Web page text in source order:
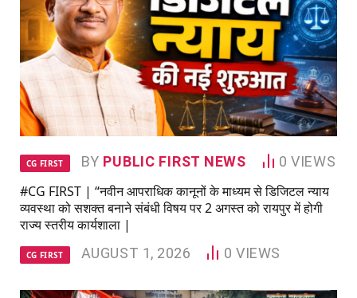
CG FIRST BY PUBLIC FIRST NEWS 0VIEWS
#CG FIRST | “नवीन आपराधिक कानूनों के माध्यम से डिजिटल न्याय
व्यवस्था को सशक्त बनाने संबंधी विषय पर 2 अगस्त को रायपुर में होगी
राज्य स्तरीय कार्यशाला |
CG FIRST AUGUST 1, 2026 0VIEWS